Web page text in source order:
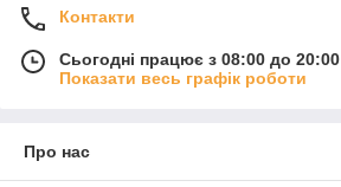
Контакти
Сьогодні працює з 08:00 до 20:00
Показати весь графік роботи
Про нас